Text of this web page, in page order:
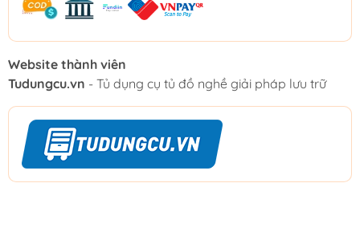
Website thành viên
Tudungcu.vn - Tủ dụng cụ tủ đồ nghề giải pháp lưu trữ